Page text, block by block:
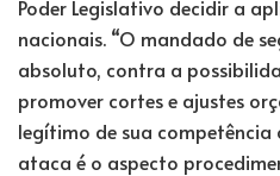
Poder Legislativo decidir a
nacionais. “O mandado de
absoluto, contra a
promover cortes e ajustes
legítimo de sua competência
ataca é o aspecto